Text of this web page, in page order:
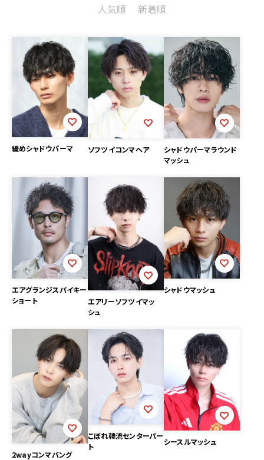
人気順 新着順
緩めシャドウパーマ ソフツイコンマヘア
シャドウパーマラウンド
マッシュ
エアグランジスパイキー
ショート
エアリーソフツイマッ
シュ
シャドウマッシュ
2wayコンマバング
こぼれ韓流センターパー
ト
シースルマッシュ